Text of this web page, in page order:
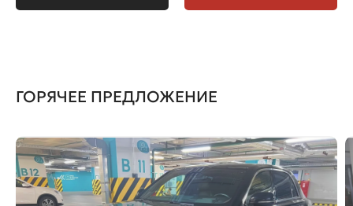
ГОРЯЧЕЕ ПРЕДЛОЖЕНИЕ